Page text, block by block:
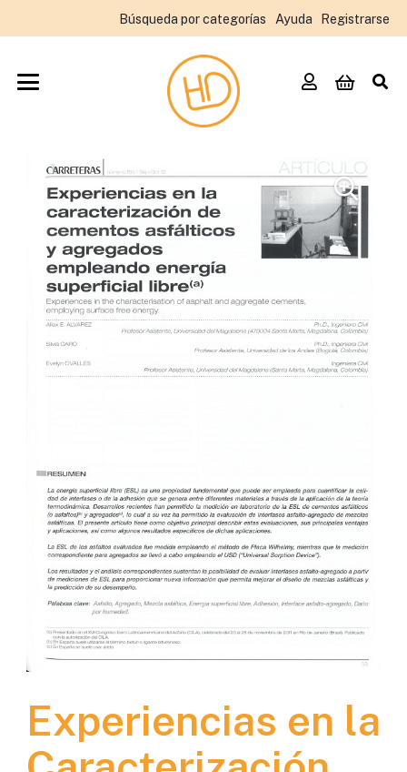
Búsqueda por categorías Ayuda Registrarse
Experiencias en la